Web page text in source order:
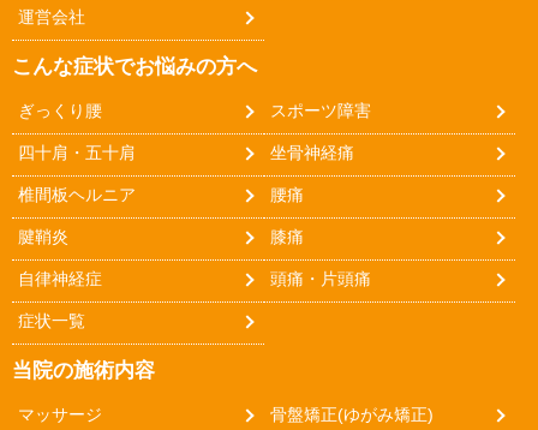
運営会社
こんな症状でお悩みの方へ
ぎっくり腰 スポーツ障害
四十肩・五十肩 坐骨神経痛
椎間板ヘルニア 腰痛
腱鞘炎 膝痛
自律神経症 頭痛・片頭痛
症状一覧
当院の施術内容
マッサージ 骨盤矯正(ゆがみ矯正)